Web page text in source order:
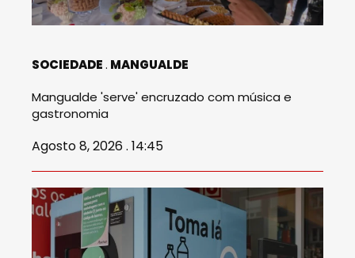
SOCIEDADE MANGUALDE
Mangualde 'serve' encruzado com música e
gastronomia
Agosto 8, 2026 . 14:45